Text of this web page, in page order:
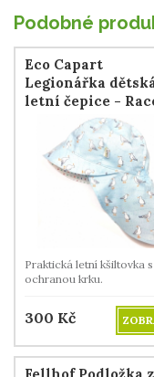
Podobné
Eco Capart
Legionářka
letní čepice -
Praktická letní kšiltovka s
ochranou krku.
300 Kč
Fellhof Podložka z